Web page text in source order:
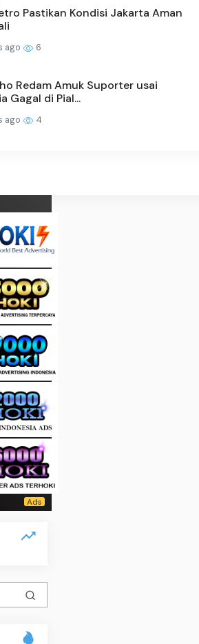
Pastikan Kondisi Jakarta Aman
ago 6
Redam Amuk Suporter usai
Gagal di Pial...
ago 4